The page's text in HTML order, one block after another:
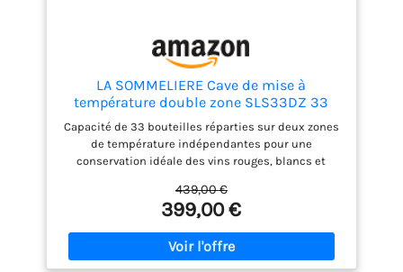
LA SOMMELIERE Cave de mise à
température double zone SLS33DZ 33
Bouteilles
Capacité de 33 bouteilles réparties sur deux zones
de température indépendantes pour une
conservation idéale des vins rouges, blancs et
(haut) et 5–14°C (bas), pour adapter parfaitement
chaque type de vin. Silencieuse (36 dB) et discrète,
elle s’intègre harmonieusement dans tout espace
de vie ou de dégustation. Design moderne noir avec
porte vitrée traitée anti-UV pour protéger vos
439,00 €
399,00 €